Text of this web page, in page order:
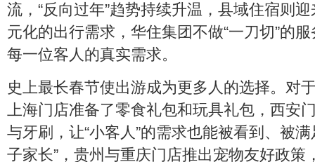
流，“反向过年”趋势持续升温，县域住宿则
元化的出行需求，华住集团不做“一刀切”的
每一位客人的真实需求。
史上最长春节使出游成为更多人的选择。对
上海门店准备了零食礼包和玩具礼包，西安
与牙刷，让“小客人”的需求也能被看到、被
子家长”，贵州与重庆门店推出宠物友好政策